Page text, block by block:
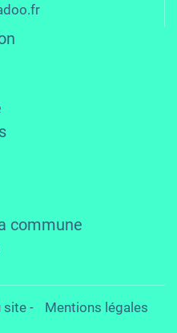
commune
site- Mentions légales